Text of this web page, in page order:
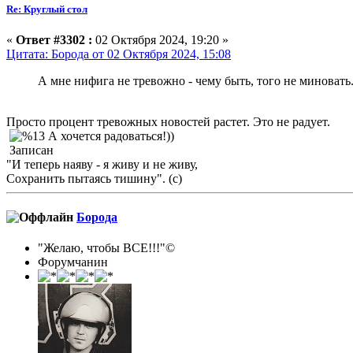
Re: Круглый стол
« Ответ #3302 : 02 Октября 2024, 19:20 »
Цитата: Борода от 02 Октября 2024, 15:08
А мне нифига не тревожно - чему быть, того не
Просто процент тревожных новостей растет. Это не радует.
А хочется радоваться!))
Записан
"И теперь наяву - я живу и не живу,
Сохранить пытаясь тишину". (с)
Борода
"Желаю, чтобы ВСЕ!!!"©
Форумчанин